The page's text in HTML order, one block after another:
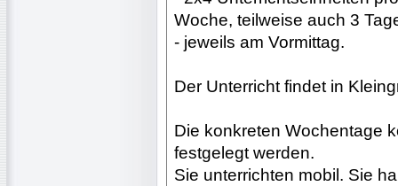
Woche, teilweise auch 3
- jeweils am Vormittag.
Der Unterricht findet in
Die konkreten Wochentage
festgelegt werden.
Sie unterrichten mobil. Sie